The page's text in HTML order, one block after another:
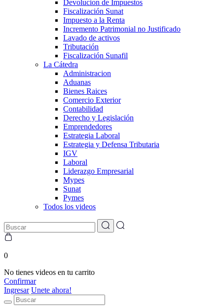
Devolucion de Impuestos
Fiscalización Sunat
Impuesto a la Renta
Incremento Patrimonial no Justificado
Lavado de activos
Tributación
Fiscalización Sunafil
La Cátedra
Administracion
Aduanas
Bienes Raices
Comercio Exterior
Contabilidad
Derecho y Legislación
Emprendedores
Estrategia Laboral
Estrategia y Defensa Tributaria
IGV
Laboral
Liderazgo Empresarial
Mypes
Sunat
Pymes
Todos los videos
0
No tienes videos en tu carrito
Confirmar
Ingresar Unete ahora!